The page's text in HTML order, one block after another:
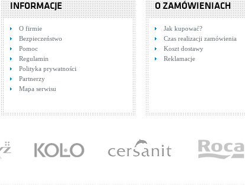
INFORMACJE
O firmie
Bezpieczeństwo
Pomoc
Regulamin
Polityka prywatności
Partnerzy
Mapa serwisu
O ZAMÓWIENIACH
Jak kupować?
Czas realizacji zamówienia
Koszt dostawy
Reklamacje